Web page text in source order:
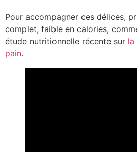
Pour accompagner ces délices,
complet, faible en calories,
étude nutritionnelle récente sur la
pain.